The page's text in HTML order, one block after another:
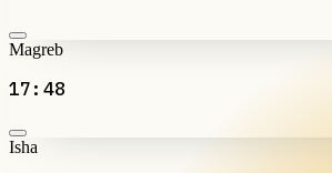
Magreb
17:48
Isha